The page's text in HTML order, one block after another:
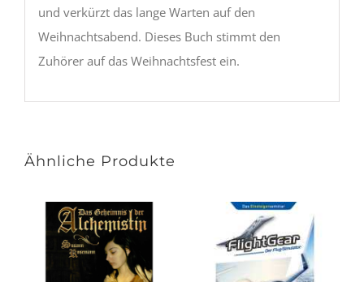
und verkürzt das lange Warten auf den
Weihnachtsabend. Dieses Buch stimmt den
Zuhörer auf das Weihnachtsfest ein.
Ähnliche Produkte